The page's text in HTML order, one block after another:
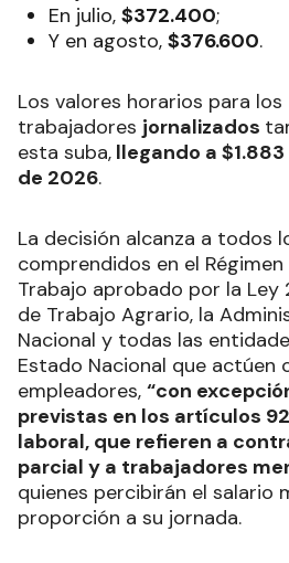
En julio, $372.400;
Y en agosto, $376.600.
Los valores horarios para los
trabajadores jornalizados
esta suba, llegando a
de 2026.
La decisión alcanza a todos
comprendidos en el
Trabajo aprobado por la Ley
de Trabajo Agrario, la
Nacional y todas las
Estado Nacional que actúen
empleadores, “con
previstas en los artículos
laboral, que refieren a
parcial y a trabajadores
quienes percibirán el salario
proporción a su jornada.